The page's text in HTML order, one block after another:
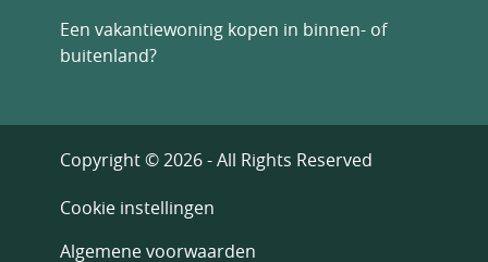
Een vakantiewoning kopen in binnen- of
buitenland?
Copyright © 2026 - All Rights Reserved
Cookie instellingen
Algemene voorwaarden